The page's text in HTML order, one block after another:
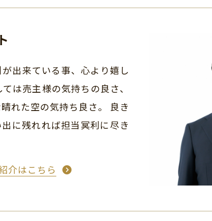
出来ている事、心より嬉し
は売主様の気持ちの良さ、
れた空の気持ち良さ。 良き
に残れれば担当冥利に尽き
介はこちら